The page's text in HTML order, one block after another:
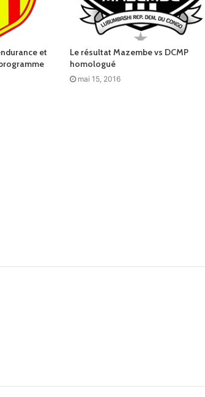
et
Le résultat Mazembe vs DCMP
homologué
mai 15, 2016